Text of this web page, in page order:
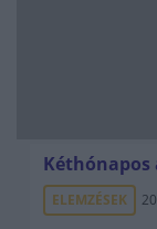
Kéthónapos
ELEMZÉSEK